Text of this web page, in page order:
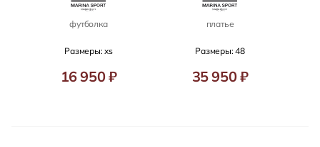
футболка
Размеры: xs
16 950 ₽
платье
Размеры: 48
35 950 ₽